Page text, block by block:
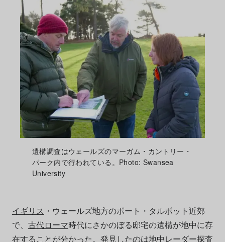
遺構調査はウェールズのマーガム・カントリー・
パーク内で行われている。Photo: Swansea
University
イギリス ・ウェールズ地方のポート・タルボット近郊
で、 古代ローマ時代にさかのぼる邸宅の遺構が地中に存
在することが分かった。発見したのは地中レーダー探査